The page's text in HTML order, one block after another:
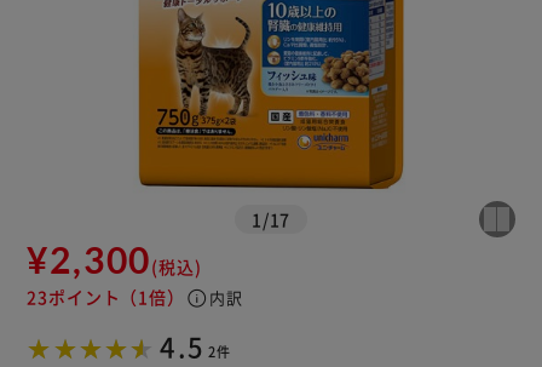
1 /17
¥2,300(税込)
23ポイント （1倍） info 内訳
4.5 2件